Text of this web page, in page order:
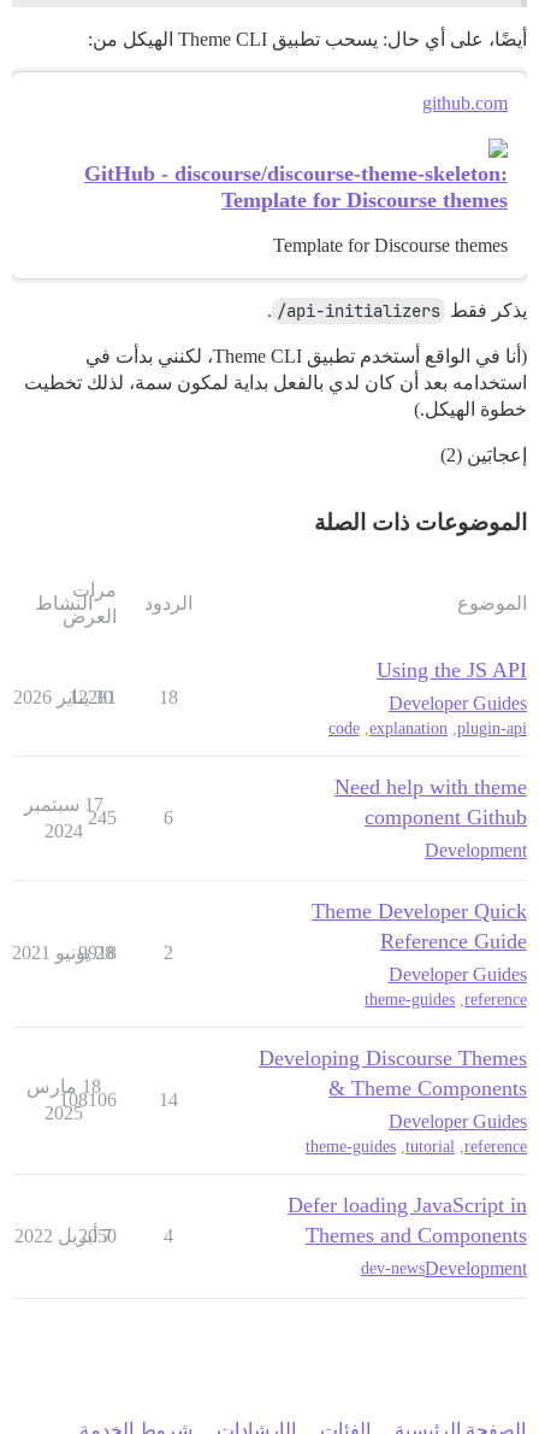
أيضًا، على أي حال: يسحب تطبيق Theme CLI الهيكل من:
github.com
GitHub - discourse/discourse-theme-skeleton:
Template for Discourse themes
Template for Discourse themes
يذكر فقط api-initializers/
.
(أنا في الواقع أستخدم تطبيق Theme CLI، لكنني بدأت في
استخدامه بعد أن كان لدي بالفعل بداية لمكون سمة، لذلك تخطيت
خطوة الهيكل.)
إعجابَين (2)
الموضوعات ذات الصلة
الموضوع الردود
مرات
العرض
النشاط
Using the JS API
Developer Guides
plugin-api
explanation
code
18
12281
30 يناير 2026
Need help with theme
component Github
Development
6
245
17 سبتمبر
2024
Theme Developer Quick
Reference Guide
Developer Guides
reference
theme-guides
2
9918
28 يونيو 2021
Developing Discourse Themes
& Theme Components
Developer Guides
reference
tutorial
theme-guides
14
108106
18 مارس
2025
Defer loading JavaScript in
Themes and Components
Development
dev-news
4
2050
7 أبريل 2022
الصفحة الرئيسية الفئات الإرشادات شروط الخدمة